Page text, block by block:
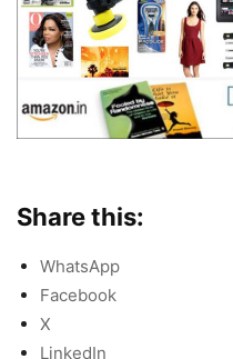
Share this:
WhatsApp
Facebook
X
LinkedIn